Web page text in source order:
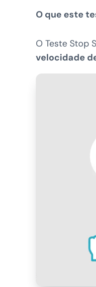
O que este
O Teste Stop
velocidade